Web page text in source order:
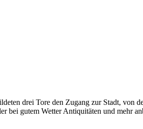
drei Tore den Zugang zur Stadt, von
bei gutem Wetter Antiquitäten und mehr